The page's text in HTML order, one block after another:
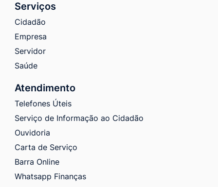
Serviços
Cidadão
Empresa
Servidor
Saúde
Atendimento
Telefones Úteis
Serviço de Informação ao Cidadão
Ouvidoria
Carta de Serviço
Barra Online
Whatsapp Finanças